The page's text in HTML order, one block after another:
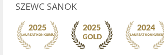
SZEWC SANOK